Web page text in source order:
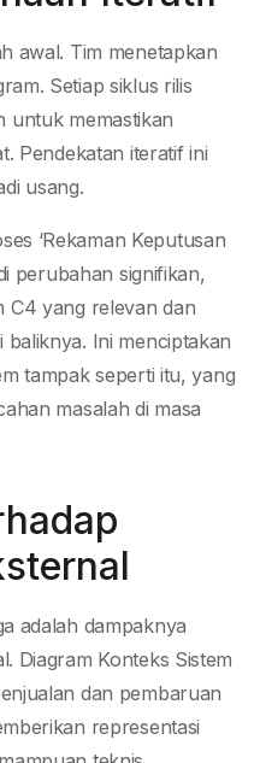
awal. Tim menetapkan
Setiap siklus rilis
untuk memastikan
Pendekatan iteratif ini
usang.
‘Rekaman Keputusan
perubahan signifikan,
C4 yang relevan dan
baliknya. Ini menciptakan
tampak seperti itu, yang
masalah di masa
adalah dampaknya
Diagram Konteks Sistem
dan pembaruan
representasi